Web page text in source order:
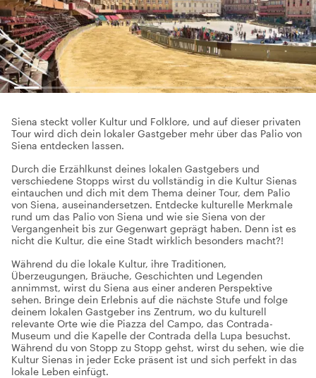
Siena steckt voller Kultur und Folklore, und auf dieser privaten
Tour wird dich dein lokaler Gastgeber mehr über das Palio von
Siena entdecken lassen.
Durch die Erzählkunst deines lokalen Gastgebers und
verschiedene Stopps wirst du vollständig in die Kultur Sienas
eintauchen und dich mit dem Thema deiner Tour, dem Palio
von Siena, auseinandersetzen. Entdecke kulturelle Merkmale
rund um das Palio von Siena und wie sie Siena von der
Vergangenheit bis zur Gegenwart geprägt haben. Denn ist es
nicht die Kultur, die eine Stadt wirklich besonders macht?!
Während du die lokale Kultur, ihre Traditionen,
Überzeugungen, Bräuche, Geschichten und Legenden
annimmst, wirst du Siena aus einer anderen Perspektive
sehen. Bringe dein Erlebnis auf die nächste Stufe und folge
deinem lokalen Gastgeber ins Zentrum, wo du kulturell
relevante Orte wie die Piazza del Campo, das Contrada-
Museum und die Kapelle der Contrada della Lupa besuchst.
Während du von Stopp zu Stopp gehst, wirst du sehen, wie die
Kultur Sienas in jeder Ecke präsent ist und sich perfekt in das
lokale Leben einfügt.